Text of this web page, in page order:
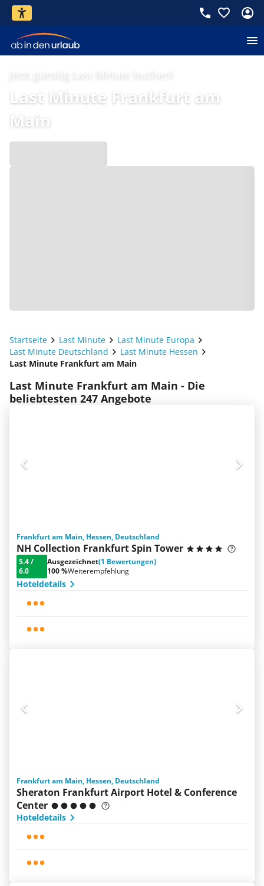
Jetzt günstig Last Minute buchen!
Last Minute Frankfurt am
Main
Startseite Last Minute
Last Minute Europa
Last Minute Deutschland
Last Minute Hessen
Last Minute Frankfurt am Main
Last Minute Frankfurt am Main - Die
beliebtesten 247 Angebote
Frankfurt am Main, Hessen, Deutschland
NH Collection Frankfurt Spin Tower
5.4/
6.0
Ausgezeichnet(1 Bewertungen)
100 %Weiterempfehlung
Hoteldetails
Frankfurt am Main, Hessen, Deutschland
Sheraton Frankfurt Airport Hotel & Conference
Center
Hoteldetails